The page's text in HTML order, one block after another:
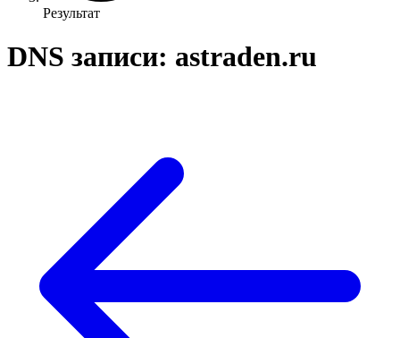
Результат
DNS записи: astraden.ru